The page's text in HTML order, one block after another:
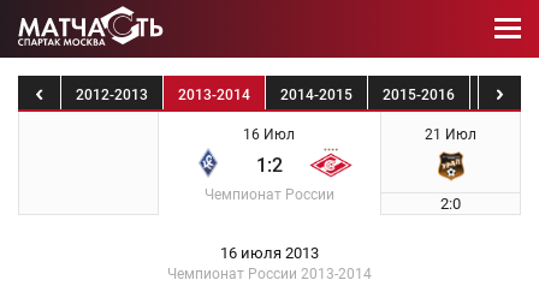
2012 2012-2013 2013-2014 2014-2015 2015-2016 2016-
16 Июл
1:2
Чемпионат России
21 Июл
2:0
16 июля 2013
Чемпионат России 2013-2014